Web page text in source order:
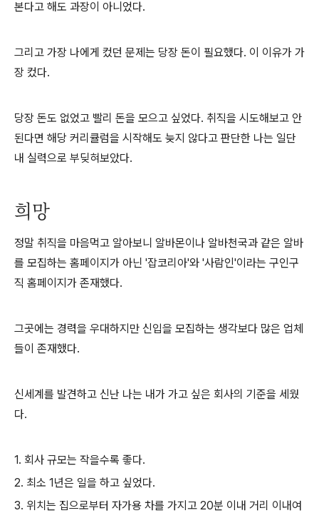
본다고 해도 과장이 아니었다.
그리고 가장 나에게 컸던 문제는 당장 돈이 필요했다. 이 이유가 가
장 컸다.
당장 돈도 없었고 빨리 돈을 모으고 싶었다. 취직을 시도해보고 안
된다면 해당 커리큘럼을 시작해도 늦지 않다고 판단한 나는 일단
내 실력으로 부딪혀보았다.
희망
정말 취직을 마음먹고 알아보니 알바몬이나 알바천국과 같은 알바
를 모집하는 홈페이지가 아닌 '잡코리아'와 '사람인'이라는 구인구
직 홈페이지가 존재했다.
그곳에는 경력을 우대하지만 신입을 모집하는 생각보다 많은 업체
들이 존재했다.
신세계를 발견하고 신난 나는 내가 가고 싶은 회사의 기준을 세웠
다.
1. 회사 규모는 작을수록 좋다.
2. 최소 1년은 일을 하고 싶었다.
3. 위치는 집으로부터 자가용 차를 가지고 20분 이내 거리 이내여